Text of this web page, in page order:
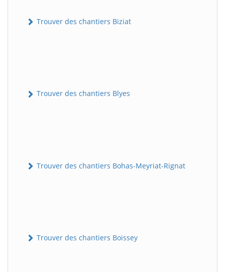
Trouver des chantiers Biziat
Trouver des chantiers Blyes
Trouver des chantiers Bohas-Meyriat-Rignat
Trouver des chantiers Boissey